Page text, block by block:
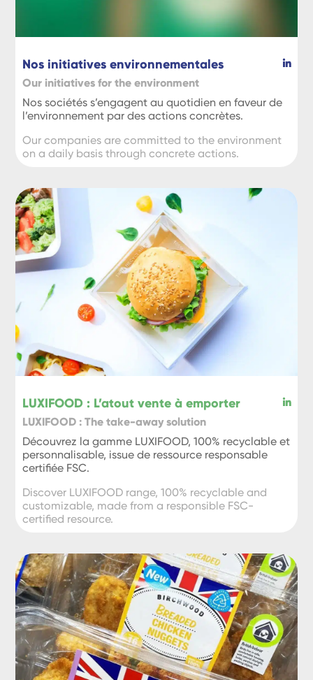
Nos initiatives environnementales
Our initiatives for the environment
Nos sociétés s’engagent au quotidien en faveur de
l’environnement par des actions concrètes.
Our companies are committed to the environment
on a daily basis through concrete actions.
LUXIFOOD : L’atout vente à emporter
LUXIFOOD : The take-away solution
Découvrez la gamme LUXIFOOD, 100% recyclable et
personnalisable, issue de ressource responsable
certifiée FSC.
Discover LUXIFOOD range, 100% recyclable and
customizable, made from a responsible FSC-
certified resource.